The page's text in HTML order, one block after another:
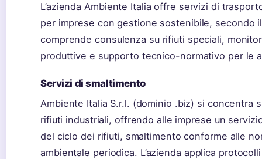
L’azienda Ambiente Italia offre servizi di
per imprese con gestione sostenibile, secondo
comprende consulenza su rifiuti speciali,
produttive e supporto tecnico-normativo per le
Servizi di smaltimento
Ambiente Italia S.r.l. (dominio .biz) si concentra
rifiuti industriali, offrendo alle imprese un
del ciclo dei rifiuti, smaltimento conforme alle
ambientale periodica. L’azienda applica